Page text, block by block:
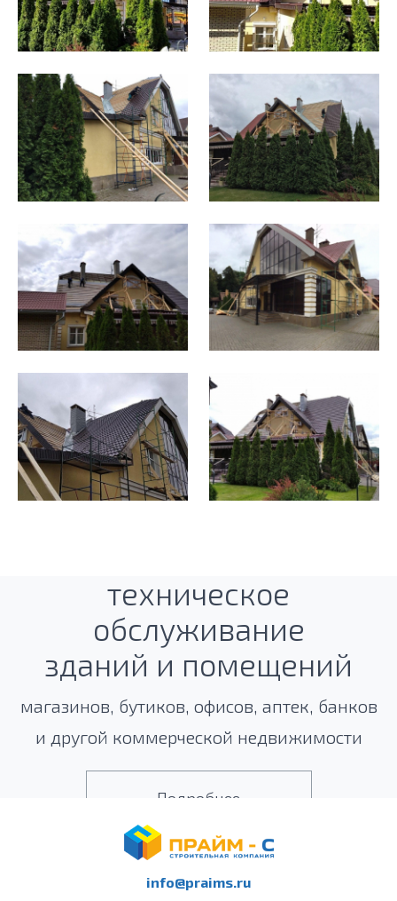
техническое
обслуживание
зданий и помещений
магазинов, бутиков, офисов, аптек, банков
и другой коммерческой недвижимости
Подробнее
info@praims.ru